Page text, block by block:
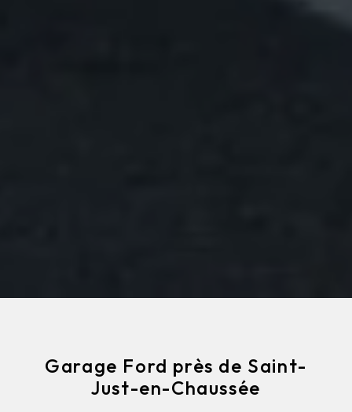
Garage Ford près de Saint-
Just-en-Chaussée